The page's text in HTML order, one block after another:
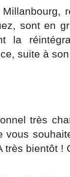
sont en
la
suite à son
très
vous
très bientôt !